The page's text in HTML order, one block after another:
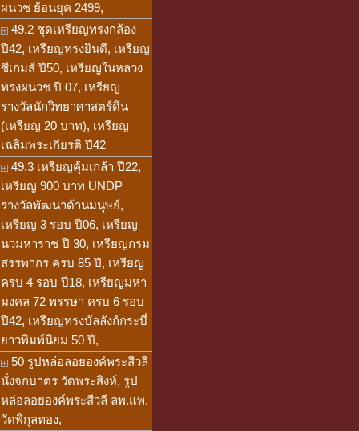
ผนวช ย้อนยุค 2499,
49.2 ชุดเหรียญทรงกล้อง
ปี42, เหรียญทรงยินดี, เหรียญ
ซีเกมส์ ปี50, เหรียญในหลวง
ทรงผนวช ปี 07, เหรียญ
รางวัลนักวิทยาศาสตร์ดิน
(เหรียญ 20 บาท), เหรียญ
เฉลิมพระเกียรติ ปี42
49.3 เหรียญคุ้มเกล้า ปี22,
เหรียญ 900 บาท UNDP
รางวัลพัฒนาด้านมนุษย์,
เหรียญ 3 รอบ ปี06, เหรียญ
นวมหาราช ปี 30, เหรียญกรม
สรรพากร ครบ 85 ปี, เหรียญ
ครบ 4 รอบ ปี18, เหรียญมหา
มงคล 72 พรรษา ครบ 6 รอบ
ปี42, เหรียญทรงบัลลังก์กระบี่
ยาวพิมพ์นิยม 50 ปี,
50 รูปหล่อลอยองค์พระสีวลี
นั่งจกบาตร วัดพระสิงห์, รูป
หล่อลอยองค์พระสีวลี ลพ.แพ.
วัดพิกุลทอง,